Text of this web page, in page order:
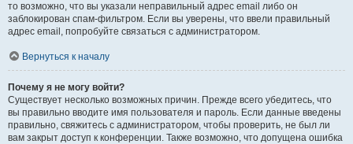
то возможно, что вы указали неправильный адрес email либо он
заблокирован спам-фильтром. Если вы уверены, что ввели правильный
адрес email, попробуйте связаться с администратором.
Вернуться к началу
Почему я не могу войти?
Существует несколько возможных причин. Прежде всего убедитесь, что
вы правильно вводите имя пользователя и пароль. Если данные введены
правильно, свяжитесь с администратором, чтобы проверить, не был ли
вам закрыт доступ к конференции. Также возможно, что допущена ошибка